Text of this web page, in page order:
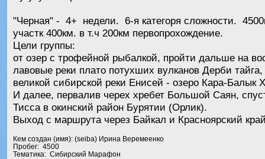
"Черная" - 4+ недели. 6-я категоря сложности.
участк 400км. в т.ч 200км первопрохождение.
Цели группы:
от озер с трофейной рыбалкой, пройти дальше на
лавовые реки плато потухших вулканов Дерби
великой сибирской реки Енисей - озеро Кара-Балык
И далее, первалив черех хребет Большой Саян,
Тисса в окинский район Бурятии (Орлик).
Выход с маршрута через Байкал и Красноярский
Кем создан (имя): (seiba) Ирина Веремеенко
Пробег: 4500
Тематика: Сибирский Марафон